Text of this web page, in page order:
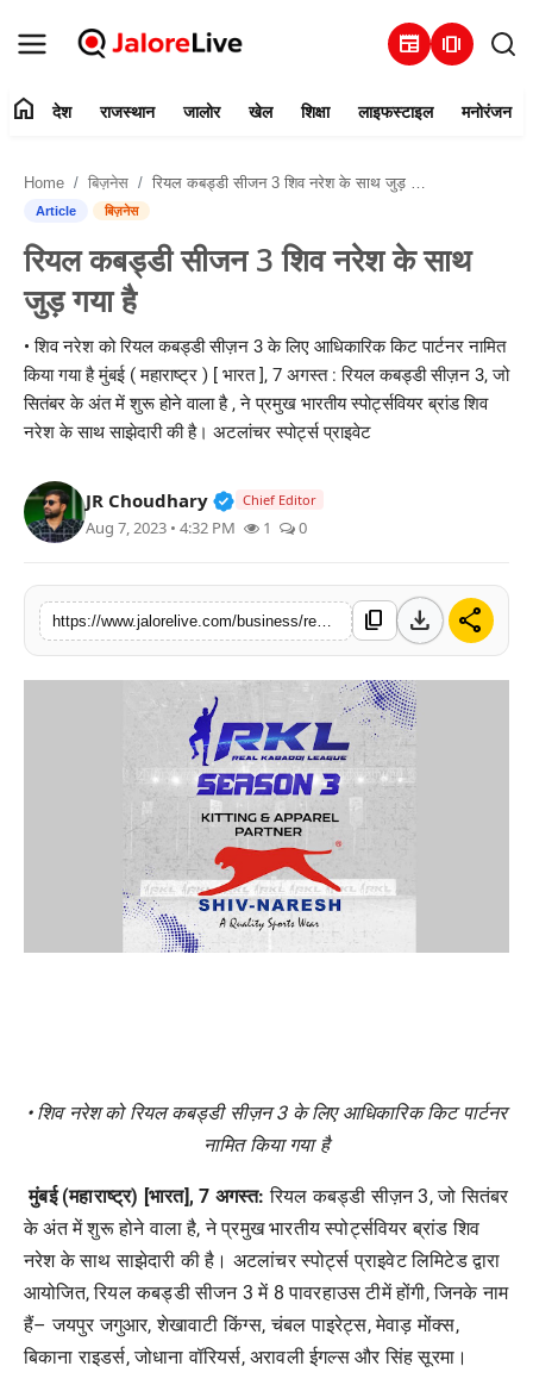
newspaper amp_stories
संपर्क करें
देश
जालोर
खेल
शिक्षा
मनोरंजन
तकनीक
home देश राजस्थान जालोर खेल शिक्षा लाइफस्टाइल मनोरंजन
Home बिज़नेस रियल कबड्डी सीजन 3 शिव नरेश के साथ जुड़ गया है
Article बिज़नेस
रियल कबड्डी सीजन 3 शिव नरेश के साथ
जुड़ गया है
• शिव नरेश को रियल कबड्डी सीज़न 3 के लिए आधिकारिक किट पार्टनर नामित
किया गया है मुंबई ( महाराष्ट्र ) [ भारत ], 7 अगस्त : रियल कबड्डी सीज़न 3, जो
सितंबर के अंत में शुरू होने वाला है , ने प्रमुख भारतीय स्पोर्ट्सवियर ब्रांड शिव
नरेश के साथ साझेदारी की है। अटलांचर स्पोर्ट्स प्राइवेट
JR Choudhary Verified Public Figure • 30 Mar,
Chief Editor
Aug 7, 2023 • 4:32 PM 1 0
content_copy download share
• शिव नरेश को रियल कबड्डी सीज़न3 के लिए आधिकारिक किट पार्टनर
नामित किया गया है
मुंबई(महाराष्ट्र) [भारत], 7 अगस्त: रियल कबड्डी सीज़न3,जो सितंबर
के अंत में शुरू होने वाला है,ने प्रमुख भारतीय स्पोर्ट्सवियर ब्रांड शिव
नरेश के साथ साझेदारी की है। अटलांचर स्पोर्ट्स प्राइवेट लिमिटेड द्वारा
आयोजित,रियल कबड्डी सीजन3में8पावरहाउस टीमें होंगी,जिनके नाम
हैं–जयपुर जगुआर,शेखावाटी किंग्स,चंबल पाइरेट्स,मेवाड़ मोंक्स,
बिकाना राइडर्स,जोधाना वॉरियर्स,अरावली ईगल्स और सिंह सूरमा।